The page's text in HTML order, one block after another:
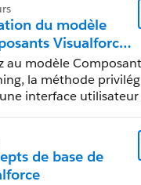
issue ask me ,
du modèle
Visualforce
modèle
Web
au modèle
la méthode
interface utilisateur
de base de